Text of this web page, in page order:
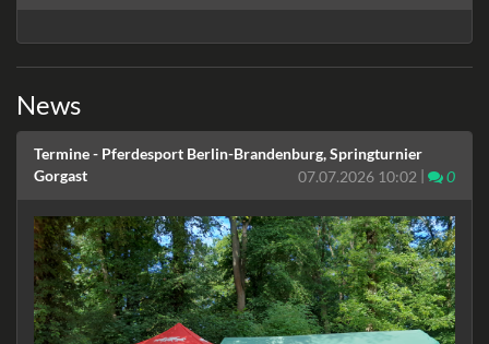
News
Termine - Pferdesport Berlin-Brandenburg, Springturnier
Gorgast
07.07.2026 10:02 | 0